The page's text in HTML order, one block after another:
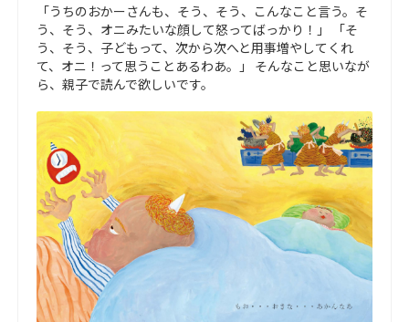
「うちのおかーさんも、そう、そう、こんなこと言う。そ
う、そう、オニみたいな顔して怒ってばっかり！」 「そ
う、そう、子どもって、次から次へと用事増やしてくれ
て、オニ！って思うことあるわあ。」 そんなこと思いなが
ら、親子で読んで欲しいです。